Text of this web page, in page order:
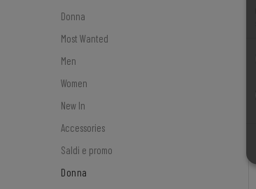
Donna
Most Wanted
Men
Women
New In
Accessories
Saldi e promo
Donna